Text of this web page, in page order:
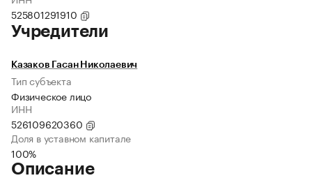
525801291910
Учредители
Казаков Гасан Николаевич
Тип субъекта
Физическое лицо
ИНН
526109620360
Доля в уставном капитале
100%
Описание